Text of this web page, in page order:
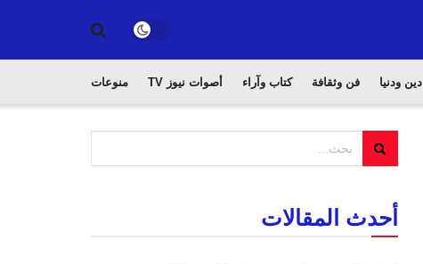
دين ودنيا فن وثقافة كتاب وآراء أصوات نيوز TV منوعات
أحدث المقالات